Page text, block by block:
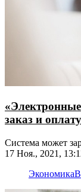
заказ и
Система может
17 Ноя., 2021,
Экономика